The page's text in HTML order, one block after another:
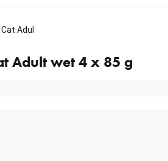
Adult wet 4 x 85 g
Adult wet 4 x 85 g